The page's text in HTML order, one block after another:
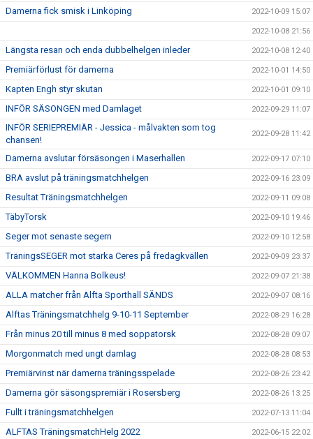
Damerna fick smisk i Linköping 2022-10-09 15:07
2022-10-08 21:56
Längsta resan och enda dubbelhelgen inleder 2022-10-08 12:40
Premiärförlust för damerna 2022-10-01 14:50
Kapten Engh styr skutan 2022-10-01 09:10
INFÖR SÄSONGEN med Damlaget 2022-09-29 11:07
INFÖR SERIEPREMIÄR - Jessica - målvakten som tog
chansen!
2022-09-28 11:42
Damerna avslutar försäsongen i Maserhallen 2022-09-17 07:10
BRA avslut på träningsmatchhelgen 2022-09-16 23:09
Resultat Träningsmatchhelgen 2022-09-11 09:08
TäbyTorsk 2022-09-10 19:46
Seger mot senaste segern 2022-09-10 12:58
TräningsSEGER mot starka Ceres på fredagkvällen 2022-09-09 23:37
VÄLKOMMEN Hanna Bolkeus! 2022-09-07 21:38
ALLA matcher från Alfta Sporthall SÄNDS 2022-09-07 08:16
Alftas Träningsmatchhelg 9-10-11 September 2022-08-29 16:28
Från minus 20 till minus 8 med soppatorsk 2022-08-28 09:07
Morgonmatch med ungt damlag 2022-08-28 08:53
Premiärvinst när damerna träningsspelade 2022-08-26 23:42
Damerna gör säsongspremiär i Rosersberg 2022-08-26 13:25
Fullt i träningsmatchhelgen 2022-07-13 11:04
ALFTAS TräningsmatchHelg 2022 2022-06-15 22:02